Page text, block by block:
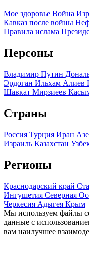
Мое здоровье Война
Кавказ после войны
Правила ислама
Персоны
Владимир Путин
Эрдоган Ильхам Алиев
Шавкат Мирзиеев
Страны
Россия Турция Иран
Израиль Казахстан
Регионы
Краснодарский край
Ингушетия Северная
Черкесия Адыгея Крым
Мы используем файлы
данные с
вам наилучшее